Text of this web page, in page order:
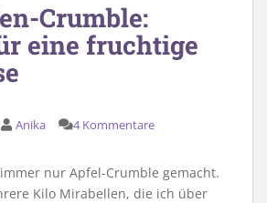
Crumble:
eine fruchtige
Anika 4 Kommentare
nur Apfel-Crumble gemacht.
Kilo Mirabellen, die ich über